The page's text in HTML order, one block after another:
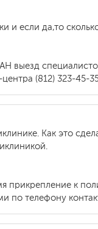
если да,то
выезд
(812) 323-45-
Как это
прикрепление к
по телефону